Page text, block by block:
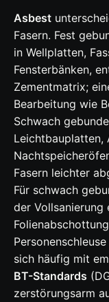
Asbest
Fasern. Fest
in Wellplatten,
Fensterbänken,
Zementmatrix;
Bearbeitung wie
Schwach
Leichtbauplatten,
Fasern leichter
Für schwach
der Vollsanierung
sich häufig mit
BT-Standards
zerstörungsarm